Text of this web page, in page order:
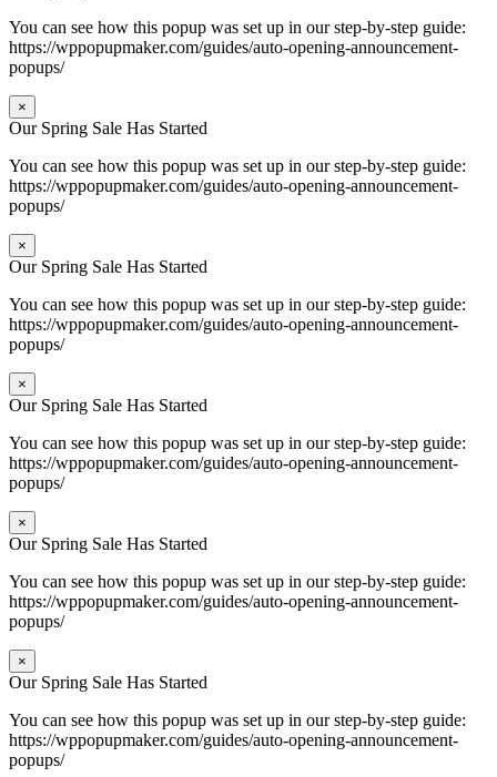
You can see how this popup was set up in our step-by-step guide:
https://wppopupmaker.com/guides/auto-opening-announcement-
popups/
×
Our Spring Sale Has Started
You can see how this popup was set up in our step-by-step guide:
https://wppopupmaker.com/guides/auto-opening-announcement-
popups/
×
Our Spring Sale Has Started
You can see how this popup was set up in our step-by-step guide:
https://wppopupmaker.com/guides/auto-opening-announcement-
popups/
×
Our Spring Sale Has Started
You can see how this popup was set up in our step-by-step guide:
https://wppopupmaker.com/guides/auto-opening-announcement-
popups/
×
Our Spring Sale Has Started
You can see how this popup was set up in our step-by-step guide:
https://wppopupmaker.com/guides/auto-opening-announcement-
popups/
×
Our Spring Sale Has Started
You can see how this popup was set up in our step-by-step guide:
https://wppopupmaker.com/guides/auto-opening-announcement-
popups/